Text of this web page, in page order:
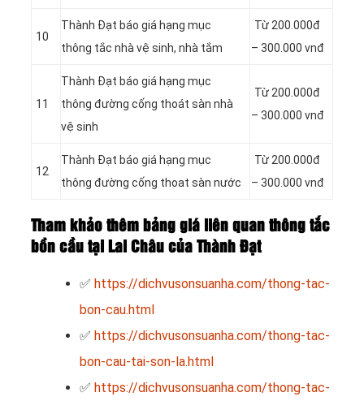
10
Thành Đạt báo giá hạng mục
thông tắc nhà vệ sinh, nhà tắm
Từ 200.000đ
– 300.000 vnđ
11
Thành Đạt báo giá hạng mục
thông đường cống thoát sàn nhà
vệ sinh
Từ 200.000đ
– 300.000 vnđ
12
Thành Đạt báo giá hạng mục
thông đường cống thoat sàn nước
Từ 200.000đ
– 300.000 vnđ
Tham khảo thêm bảng giá liên quan thông tắc
bồn cầu tại Lai Châu của Thành Đạt
✅ https://dichvusonsuanha.com/thong-tac-
bon-cau.html
✅ https://dichvusonsuanha.com/thong-tac-
bon-cau-tai-son-la.html
✅ https://dichvusonsuanha.com/thong-tac-